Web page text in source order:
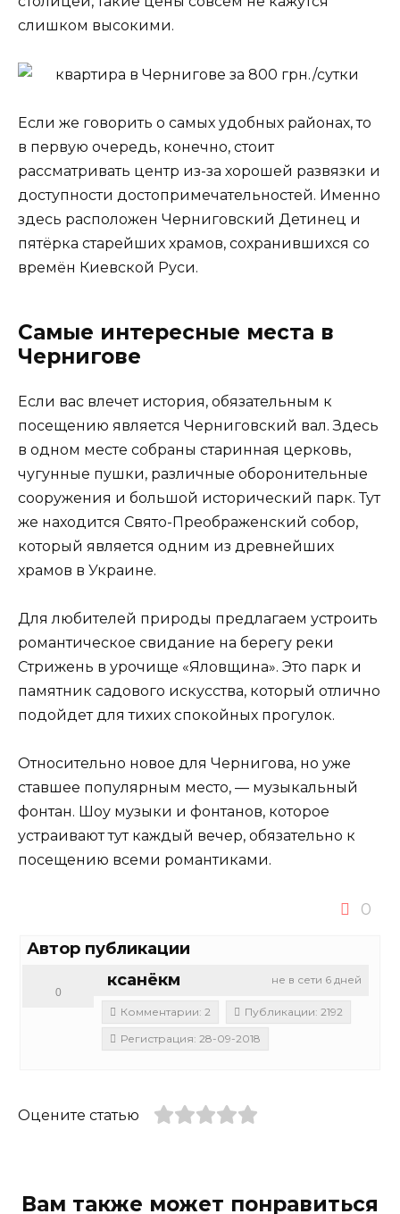
слишком высокими.
Если же говорить о самых удобных районах, то
в первую очередь, конечно, стоит
рассматривать центр из-за хорошей развязки и
доступности достопримечательностей. Именно
здесь расположен Черниговский Детинец и
пятёрка старейших храмов, сохранившихся со
времён Киевской Руси.
Самые интересные места в
Чернигове
Если вас влечет история, обязательным к
посещению является Черниговский вал. Здесь
в одном месте собраны старинная церковь,
чугунные пушки, различные оборонительные
сооружения и большой исторический парк. Тут
же находится Свято-Преображенский собор,
который является одним из древнейших
храмов в Украине.
Для любителей природы предлагаем устроить
романтическое свидание на берегу реки
Стрижень в урочище «Яловщина». Это парк и
памятник садового искусства, который отлично
подойдет для тихих спокойных прогулок.
Относительно новое для Чернигова, но уже
ставшее популярным место, — музыкальный
фонтан. Шоу музыки и фонтанов, которое
устраивают тут каждый вечер, обязательно к
посещению всеми романтиками.
0
Автор публикации
не в сети 6 дней
ксанёкм
0
Комментарии: 2
Публикации: 2192
Регистрация: 28-09-2018
Оцените статью
Вам также может понравиться